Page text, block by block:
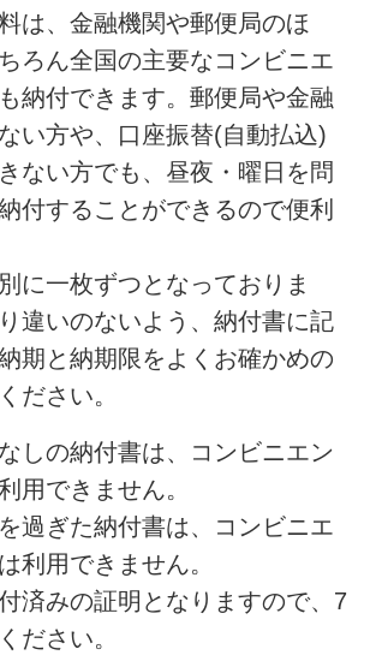
は、金融機関や郵便局のほ
ろん全国の主要なコンビニエ
納付できます。郵便局や金融
い方や、口座振替(自動払込)
ない方でも、昼夜・曜日を問
付することができるので便利
に一枚ずつとなっておりま
違いのないよう、納付書に記
期と納期限をよくお確かめの
ださい。
しの納付書は、コンビニエン
用できません。
過ぎた納付書は、コンビニエ
利用できません。
済みの証明となりますので、7
ださい。